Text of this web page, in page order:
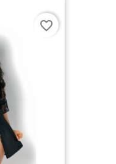
favorite_border